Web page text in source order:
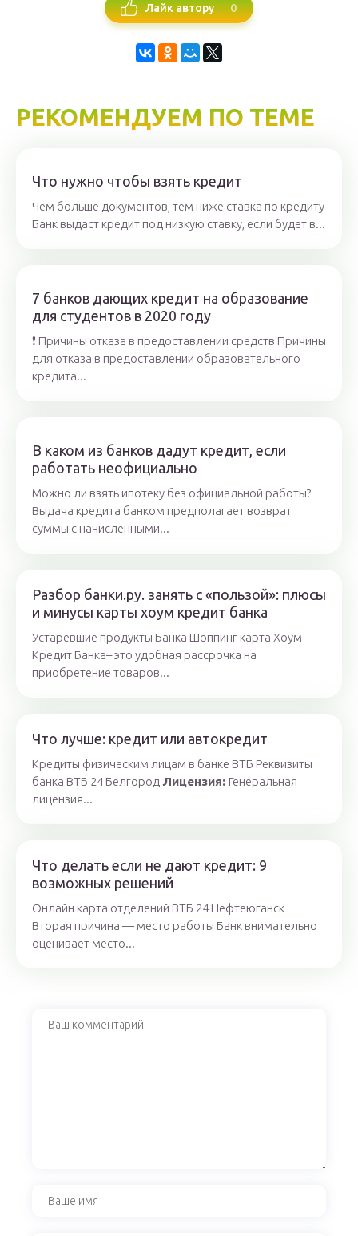
Лайк автору 0
РЕКОМЕНДУЕМ ПО ТЕМЕ
Что нужно чтобы взять кредит
Чем больше документов, тем ниже ставка по кредиту
Банк выдаст кредит под низкую ставку, если будет в...
7 банков дающих кредит на образование
для студентов в 2020 году
❗ Причины отказа в предоставлении средств Причины
для отказа в предоставлении образовательного
кредита...
В каком из банков дадут кредит, если
работать неофициально
Можно ли взять ипотеку без официальной работы?
Выдача кредита банком предполагает возврат
суммы с начисленными...
Разбор банки.ру. занять с «пользой»: плюсы
и минусы карты хоум кредит банка
Устаревшие продукты Банка Шоппинг карта Хоум
Кредит Банка– это удобная рассрочка на
приобретение товаров...
Что лучше: кредит или автокредит
Кредиты физическим лицам в банке ВТБ Реквизиты
банка ВТБ 24 Белгород Лицензия: Генеральная
лицензия...
Что делать если не дают кредит: 9
возможных решений
Онлайн карта отделений ВТБ 24 Нефтеюганск
Вторая причина — место работы Банк внимательно
оценивает место...